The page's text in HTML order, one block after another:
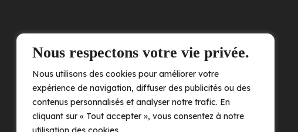
Nous respectons votre vie privée.
Nous utilisons des cookies pour améliorer votre
expérience de navigation, diffuser des publicités ou des
contenus personnalisés et analyser notre trafic. En
cliquant sur « Tout accepter », vous consentez à notre